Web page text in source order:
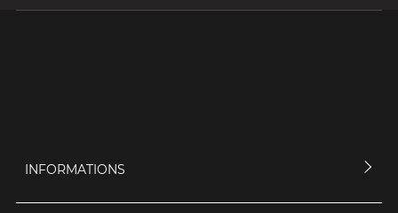
INFORMATIONS